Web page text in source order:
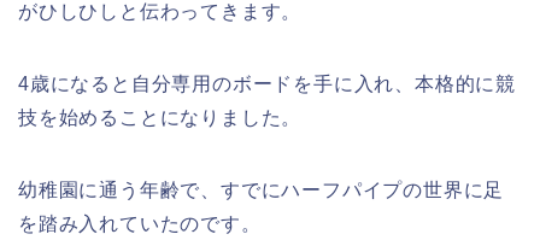
がひしひしと伝わってきます。
4歳になると自分専用のボードを手に入れ、本格的に競
技を始めることになりました。
幼稚園に通う年齢で、すでにハーフパイプの世界に足
を踏み入れていたのです。